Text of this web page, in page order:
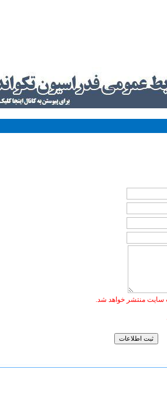
سایت منتشر خواهد شد.